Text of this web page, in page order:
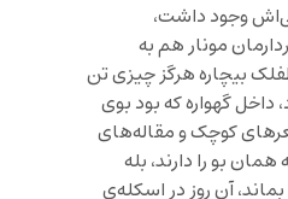
وجود داشت،
مونار هم به
بیچاره هرگز چیزی تن
گهواره که بود بوی
کوچک و مقاله‌های
بو را دارند، بله
آن روز در اسکله‌ی